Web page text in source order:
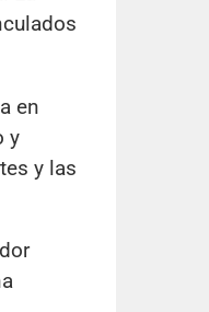
en
y
y las